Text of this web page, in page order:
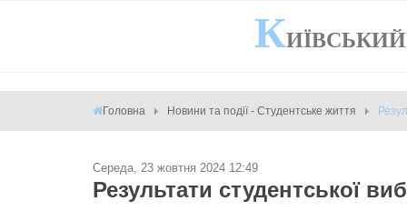
КИЇВСЬКИЙ
Головна Новини та події - Студентське життя
Середа, 23 жовтня 2024 12:49
Результати студентської